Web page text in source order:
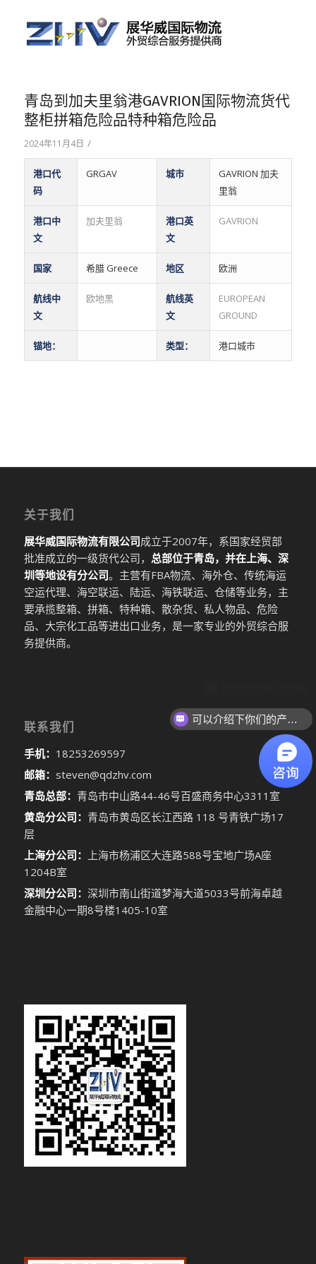
青岛到加夫里翁港GAVRION国际物流货代
整柜拼箱危险品特种箱危险品
2024年11月4日 /
港口代
码
GRGAV 城市
GAVRION 加夫
里翁
港口中
文
加夫里翁
港口英
文
GAVRION
国家 希腊 Greece 地区 欧洲
航线中
文
欧地黑
航线英
文
EUROPEAN
GROUND
锚地： 类型： 港口城市
关于我们
展华威国际物流有限公司成立于2007年，系国家经贸部
批准成立的一级货代公司， 总部位于青岛，并在上海、深
圳等地设有分公司。主营有FBA物流、海外仓、传统海运
空运代理、海空联运、陆运、海铁联运、仓储等业务，主
要承揽整箱、拼箱、特种箱、散杂货、私人物品、危险
品、大宗化工品等进出口业务，是一家专业的外贸综合服
务提供商。
联系我们
手机： 18253269597
邮箱： steven@qdzhv.com
青岛总部： 青岛市中山路44-46号百盛商务中心3311室
黄岛分公司： 青岛市黄岛区长江西路 118 号青铁广场17
层
上海分公司：
上海市杨浦区大连路588号宝地广场A座
1204B室
深圳分公司： 深圳市南山街道梦海大道5033号前海卓越
金融中心一期8号楼1405-10室